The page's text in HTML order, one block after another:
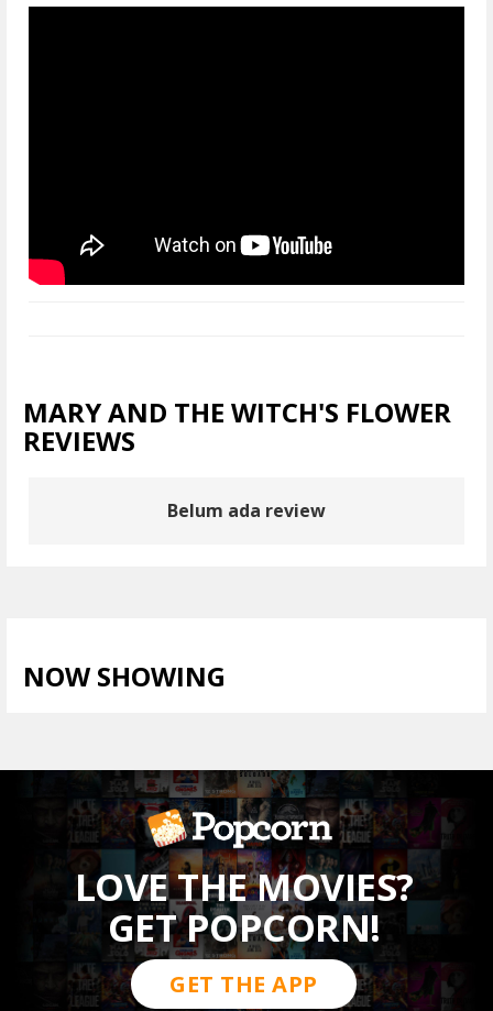
MARY AND THE WITCH'S FLOWER
REVIEWS
Belum ada review
NOW SHOWING
LOVE THE MOVIES?
GET POPCORN!
GET THE APP